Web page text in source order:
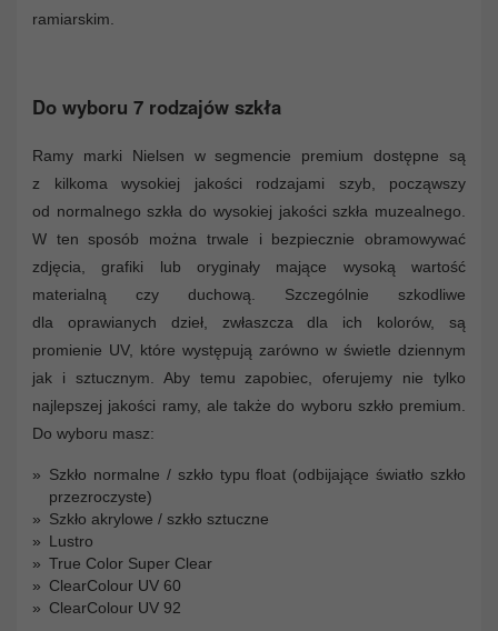
ramiarskim.
Do wyboru 7 rodzajów szkła
Ramy marki Nielsen w segmencie premium dostępne są
z kilkoma wysokiej jakości rodzajami szyb, począwszy
od normalnego szkła do wysokiej jakości szkła muzealnego.
W ten sposób można trwale i bezpiecznie obramowywać
zdjęcia, grafiki lub oryginały mające wysoką wartość
materialną czy duchową. Szczególnie szkodliwe
dla oprawianych dzieł, zwłaszcza dla ich kolorów, są
promienie UV, które występują zarówno w świetle dziennym
jak i sztucznym. Aby temu zapobiec, oferujemy nie tylko
najlepszej jakości ramy, ale także do wyboru szkło premium.
Do wyboru masz:
Szkło normalne / szkło typu float (odbijające światło szkło
przezroczyste)
Szkło akrylowe / szkło sztuczne
Lustro
True Color Super Clear
ClearColour UV 60
ClearColour UV 92